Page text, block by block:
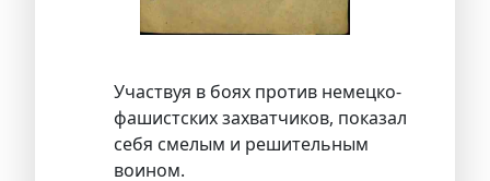
Участвуя в боях против немецко-
фашистских захватчиков, показал
себя смелым и решительным
воином.